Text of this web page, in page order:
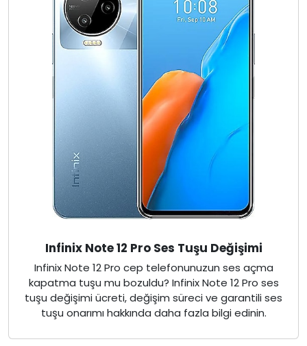
Infinix Note 12 Pro Ses Tuşu Değişimi
Infinix Note 12 Pro cep telefonunuzun ses açma
kapatma tuşu mu bozuldu? Infinix Note 12 Pro ses
tuşu değişimi ücreti, değişim süreci ve garantili ses
tuşu onarımı hakkında daha fazla bilgi edinin.